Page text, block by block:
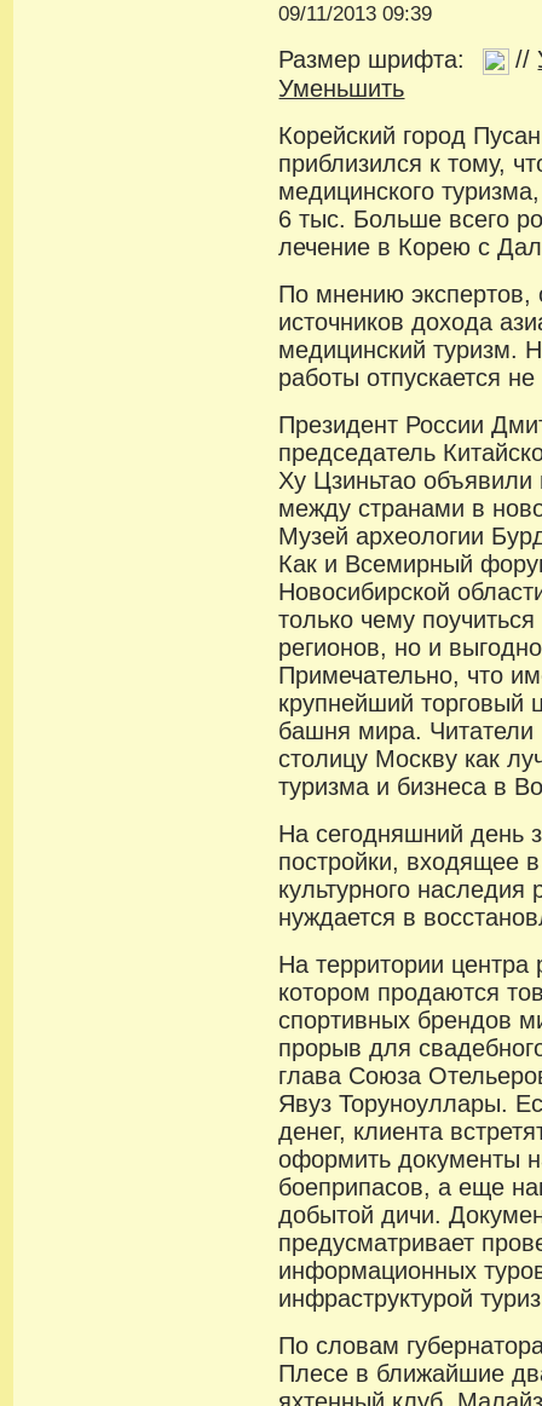
09/11/2013 09:39
Размер шрифта: //
Уменьшить
Корейский город
приблизился к тому,
медицинского
6 тыс. Больше всего
лечение в Корею с
По мнению экспертов,
источников дохода
медицинский туризм.
работы отпускается
Президент России
председатель
Ху Цзиньтао
между странами в
Музей археологии
Как и Всемирный
Новосибирской
только чему
регионов, но и
Примечательно, что
крупнейший торговый
башня мира.
столицу Москву как
туризма и бизнеса в
На сегодняшний день
постройки, входящее
культурного наследия
нуждается в
На территории центра
котором продаются
спортивных брендов
прорыв для
глава Союза
Явуз Торуноуллары.
денег, клиента
оформить документы
боеприпасов, а еще
добытой дичи.
предусматривает
информационных
инфраструктурой
По словам
Плесе в ближайшие